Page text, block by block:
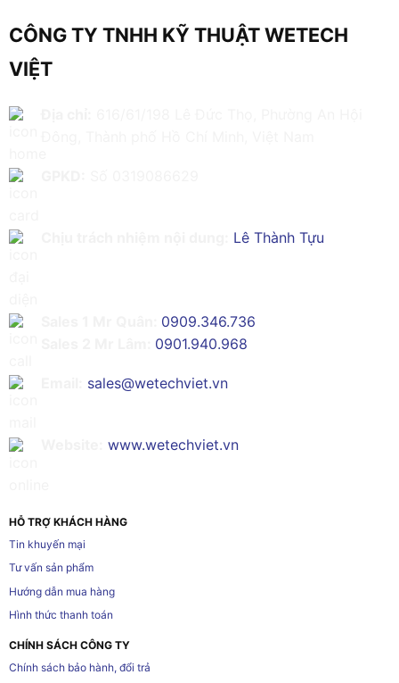
CÔNG TY TNHH KỸ THUẬT WETECH
VIỆT
Lê Thành Tựu
0909.346.736
0901.940.968
sales@wetechviet.vn
www.wetechviet.vn
HỖ TRỢ KHÁCH HÀNG
Tin khuyến mại
Tư vấn sản phẩm
Hướng dẫn mua hàng
Hình thức thanh toán
CHÍNH SÁCH CÔNG TY
Chính sách bảo hành, đổi trả